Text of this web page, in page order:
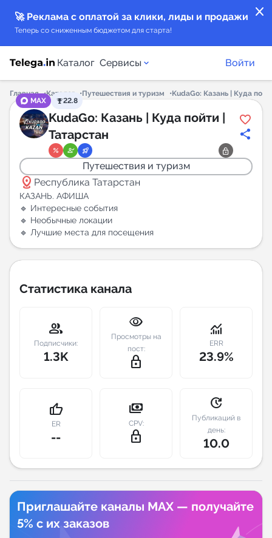
close
🚀 Реклама с оплатой за клики, лиды и продажи
Теперь со сниженным бюджетом для старта!
Каталог Сервисы
Каталог каналов
Каталог ботов
Горящие предложения
Индекс читаемости каналов в Telegram
New
Аналитика MAX каналов
Индивидуальное сопровождение
Аналитика Telegram
Войти
Главная Каталог Путешествия и туризм
KudaGo: Казань | Куда
MAX
22.8
KudaGo: Казань | Куда пойти |
Татарстан
Путешествия и туризм
distance Республика Татарстан
КАЗАНЬ. АФИША
🔹 Интересные события
🔹 Необычные локации
🔹 Лучшие места для посещения
Статистика канала
group
Подписчики:
1.3K
visibility
Просмотры на
пост:
lock_outline
monitoring
ERR
23.9%
thumb_up
ER
--
payments
CPV:
lock_outline
update
Публикаций в
день:
10.0
Приглашайте каналы MAX — получайте
5% с их заказов